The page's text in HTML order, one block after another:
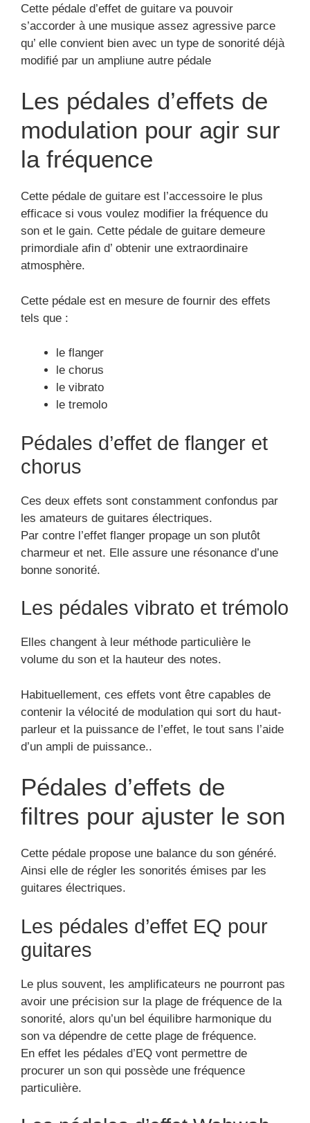
Cette pédale d’effet de guitare va pouvoir
s’accorder à une musique assez agressive parce
qu’ elle convient bien avec un type de sonorité déjà
modifié par un ampliune autre pédale
Les pédales d’effets de
modulation pour agir sur
la fréquence
Cette pédale de guitare est l’accessoire le plus
efficace si vous voulez modifier la fréquence du
son et le gain. Cette pédale de guitare demeure
primordiale afin d’ obtenir une extraordinaire
atmosphère.
Cette pédale est en mesure de fournir des effets
tels que :
le flanger
le chorus
le vibrato
le tremolo
Pédales d’effet de flanger et
chorus
Ces deux effets sont constamment confondus par
les amateurs de guitares électriques.
Par contre l’effet flanger propage un son plutôt
charmeur et net. Elle assure une résonance d’une
bonne sonorité.
Les pédales vibrato et trémolo
Elles changent à leur méthode particulière le
volume du son et la hauteur des notes.
Habituellement, ces effets vont être capables de
contenir la vélocité de modulation qui sort du haut-
parleur et la puissance de l’effet, le tout sans l’aide
d’un ampli de puissance..
Pédales d’effets de
filtres pour ajuster le son
Cette pédale propose une balance du son généré.
Ainsi elle de régler les sonorités émises par les
guitares électriques.
Les pédales d’effet EQ pour
guitares
Le plus souvent, les amplificateurs ne pourront pas
avoir une précision sur la plage de fréquence de la
sonorité, alors qu’un bel équilibre harmonique du
son va dépendre de cette plage de fréquence.
En effet les pédales d’EQ vont permettre de
procurer un son qui possède une fréquence
particulière.